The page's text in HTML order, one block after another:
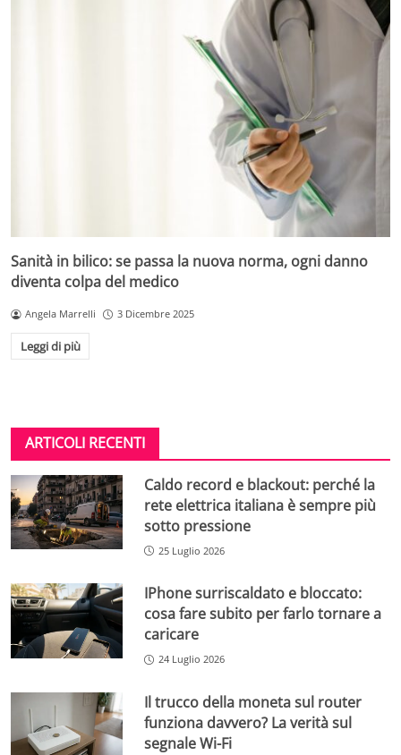
Sanità in bilico: se passa la nuova norma, ogni danno
diventa colpa del medico
Angela Marrelli 3 Dicembre 2025
Leggi di più
ARTICOLI RECENTI
Caldo record e blackout: perché la
rete elettrica italiana è sempre più
sotto pressione
25 Luglio 2026
IPhone surriscaldato e bloccato:
cosa fare subito per farlo tornare a
caricare
24 Luglio 2026
Il trucco della moneta sul router
funziona davvero? La verità sul
segnale Wi-Fi